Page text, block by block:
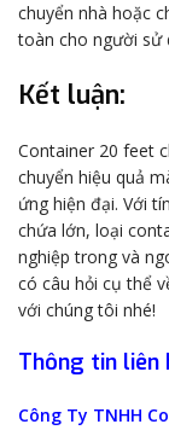
chuyển nhà hoặc
toàn cho người sử
Kết luận:
Container 20 feet
chuyển hiệu quả
ứng hiện đại. Với
chứa lớn, loại
nghiệp trong và
có câu hỏi cụ thể
với chúng tôi nhé!
Thông tin liên
Công Ty TNHH